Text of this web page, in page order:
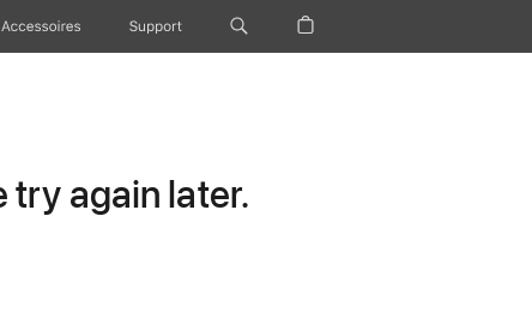
Accessoires Support
try again later.